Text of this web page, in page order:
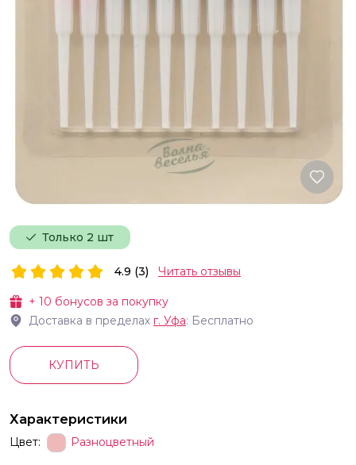
Только 2 шт
+ 10 бонусов за покупку
Доставка в пределах г. Уфа: Бесплатно
4.9 (3) Читать отзывы
КУПИТЬ
Характеристики
Цвет: Разноцветный